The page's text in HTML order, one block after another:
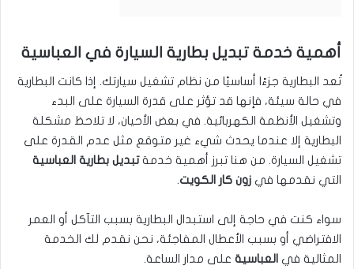
أهمية خدمة تبديل بطارية السيارة في العباسية
تُعد البطارية جزءًا أساسيًا من نظام تشغيل سيارتك. إذا كانت البطارية
في حالة سيئة، فإنها قد تؤثر على قدرة السيارة على البدء
وتشغيل الأنظمة الكهربائية. في بعض الأحيان، لا تلاحظ مشكلة
البطارية إلا عندما يحدث شيء غير متوقع مثل عدم القدرة على
تشغيل السيارة. من هنا تبرز أهمية خدمةتبديل بطارية العباسية
التي نقدمها في زون كار الكويت.
سواء كنت في حاجة إلى استبدال البطارية بسبب التآكل أو العمر
الافتراضي أو بسبب الأعطال المفاجئة، نحن نقدم لك الخدمة
المثالية في العباسية على مدار الساعة.